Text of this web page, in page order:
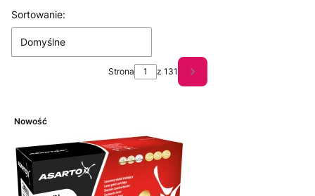
Lista produktów
Sortowanie:
Domyślne
Strona z 131 Następne produkty
Nowość